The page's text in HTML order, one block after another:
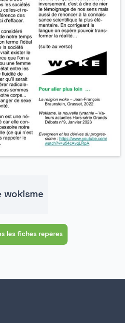
wokisme
les fiches repères